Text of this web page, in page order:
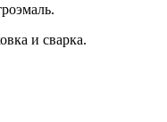
и сварка.